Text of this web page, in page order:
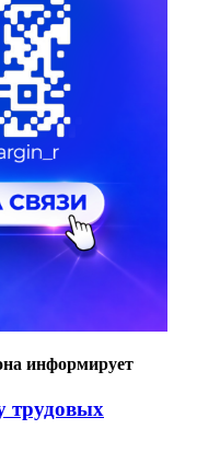
информирует
трудовых